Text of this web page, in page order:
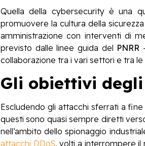
Quella della cybersecurity è una
promuovere la cultura della
amministrazione con interventi di
previsto dalle linee guida del PNRR
collaborazione tra i vari settori e tra
Gli obiettivi
Escludendo gli attacchi sferrati a
questi sono quasi sempre diretti
nell’ambito dello spionaggio
attacchi DDoS, volti a interrompere il